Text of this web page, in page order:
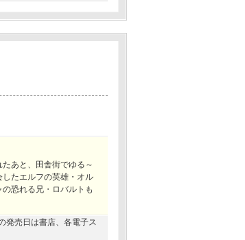
あと、田舎街でゆる～
たエルフの英雄・オル
恐れる兄・ロバルトも
発売日は書店、各電子ス